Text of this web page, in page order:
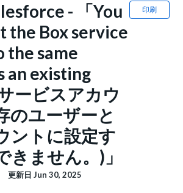
印刷
- 「You
the Box service
the same
an existing
ービスアカウ
のユーザーと
ントに設定す
きません。)」
更新日Jun 30, 2025